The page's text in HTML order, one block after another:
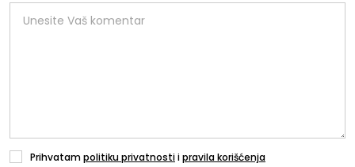
Prihvatampolitiku privatnostiipravila korišćenja